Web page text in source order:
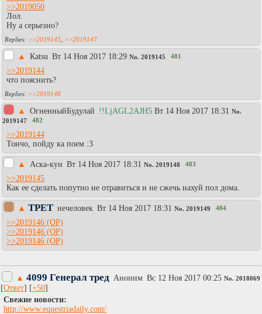
>>2019050
Лол.
Ну а серьезно?
>>2019145 >>2019147
▲ Каtsu Вт 14 Ноя 2017 18:29 No. 2019145 481
>>2019144
что пояснить?
>>2019148
▲ ОгненныйБудулай !!LjAGL2AJH5 Вт 14 Ноя 2017 18:31 No.
2019147
482
>>2019144
Тончо, пойду ка поем :3
▲ Аска-кун Вт 14 Ноя 2017 18:31 No. 2019148 483
>>2019145
Как ее сделать попутно не отравиться и не сжечь нахуй пол дома.
▲ ТРЕТ нечеловек Вт 14 Ноя 2017 18:31 No. 2019149 484
>>2019146
>>2019146
>>2019146
▲ 4099 Генерал тред Аноним Вc 12 Ноя 2017 00:25 No. 2018069
[Ответ] [+50]
Cвежие новости:
http://www.equestriadaily.com/